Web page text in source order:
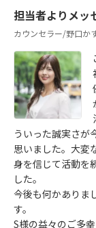
担当者よりメッ
カウンセラー/野口か
ういった誠実さが
思いました。大変
身を信じて活動を
した。
今後も何かありま
す。
S様の益々のご多